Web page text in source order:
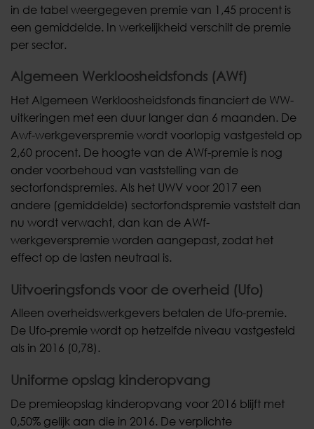
in de tabel weergegeven premie van 1,45 procent is
een gemiddelde. In werkelijkheid verschilt de premie
per sector.
Algemeen Werkloosheidsfonds (AWf)
Het Algemeen Werkloosheidsfonds financiert de WW-
uitkeringen met een duur langer dan 6 maanden. De
Awf-werkgeverspremie wordt voorlopig vastgesteld op
2,60 procent. De hoogte van de AWf-premie is nog
onder voorbehoud van vaststelling van de
sectorfondspremies. Als het UWV voor 2017 een
andere (gemiddelde) sectorfondspremie vaststelt dan
nu wordt verwacht, dan kan de AWf-
werkgeverspremie worden aangepast, zodat het
effect op de lasten neutraal is.
Uitvoeringsfonds voor de overheid (Ufo)
Alleen overheidswerkgevers betalen de Ufo-premie.
De Ufo-premie wordt op hetzelfde niveau vastgesteld
als in 2016 (0,78).
Uniforme opslag kinderopvang
De premieopslag kinderopvang voor 2016 blijft met
0,50% gelijk aan die in 2016. De verplichte